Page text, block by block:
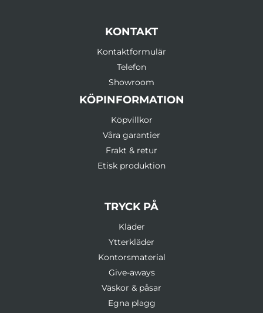
KONTAKT
Kontaktformulär
Telefon
Showroom
KÖPINFORMATION
Köpvillkor
Våra garantier
Frakt & retur
Etisk produktion
TRYCK PÅ
Kläder
Ytterkläder
Kontorsmaterial
Give-aways
Väskor & påsar
Egna plagg